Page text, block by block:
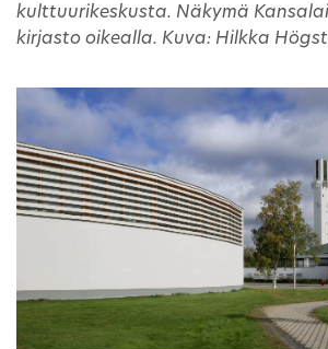
kulttuurikeskusta. Näkymä
kirjasto oikealla. Kuva: Hilkka